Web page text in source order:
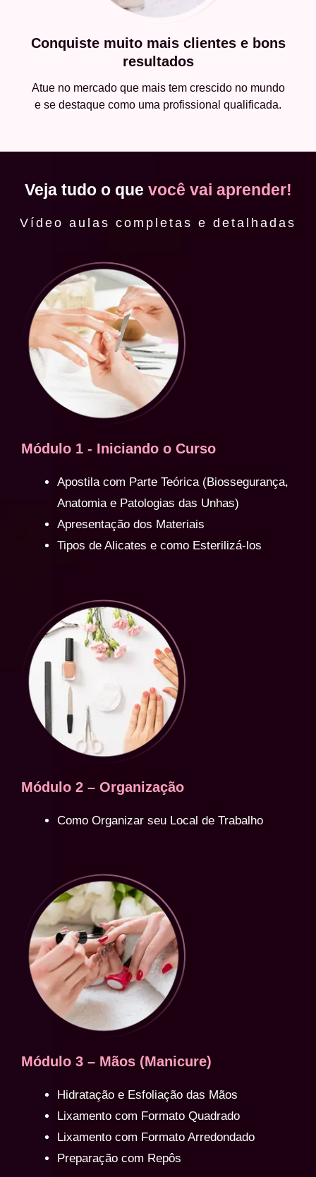
Conquiste muito mais clientes e bons
resultados
Atue no mercado que mais tem crescido no mundo
e se destaque como uma profissional qualificada.
Veja tudo o que você vai aprender!
Vídeo aulas completas e detalhadas
Módulo 1 - Iniciando o Curso
Apostila com Parte Teórica (Biossegurança,
Anatomia e Patologias das Unhas)
Apresentação dos Materiais
Tipos de Alicates e como Esterilizá-los
Módulo 2 – Organização
Como Organizar seu Local de Trabalho
Módulo 3 – Mãos (Manicure)
Hidratação e Esfoliação das Mãos
Lixamento com Formato Quadrado
Lixamento com Formato Arredondado
Preparação com Repôs